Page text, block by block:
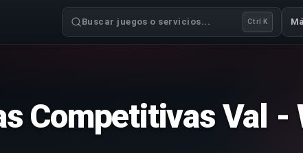
Buscar juegos o servicios... Ctrl K
Competitivas Val -